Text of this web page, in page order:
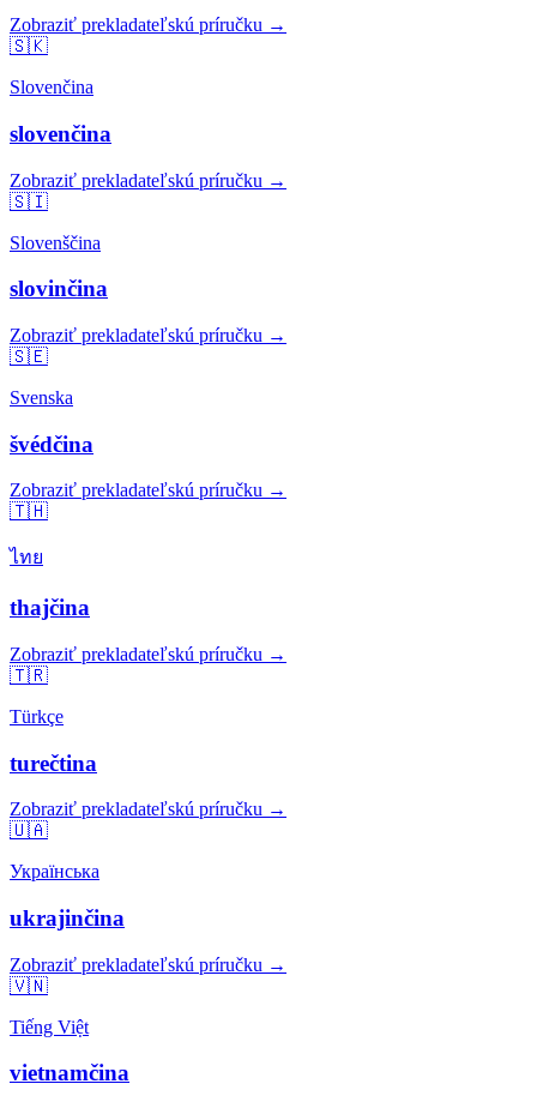
Zobraziť prekladateľskú príručku →
🇸🇰
Slovenčina
slovenčina
Zobraziť prekladateľskú príručku →
🇸🇮
Slovenščina
slovinčina
Zobraziť prekladateľskú príručku →
🇸🇪
Svenska
švédčina
Zobraziť prekladateľskú príručku →
🇹🇭
ไทย
thajčina
Zobraziť prekladateľskú príručku →
🇹🇷
Türkçe
turečtina
Zobraziť prekladateľskú príručku →
🇺🇦
Українська
ukrajinčina
Zobraziť prekladateľskú príručku →
🇻🇳
Tiếng Việt
vietnamčina